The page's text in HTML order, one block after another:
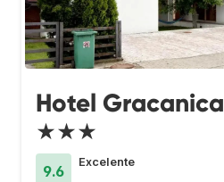
Hotel Gracanica
★★★
9.6
Excelente